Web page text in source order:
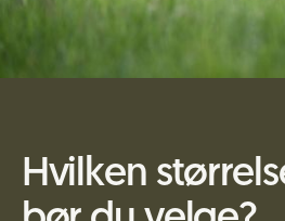
Hvilken